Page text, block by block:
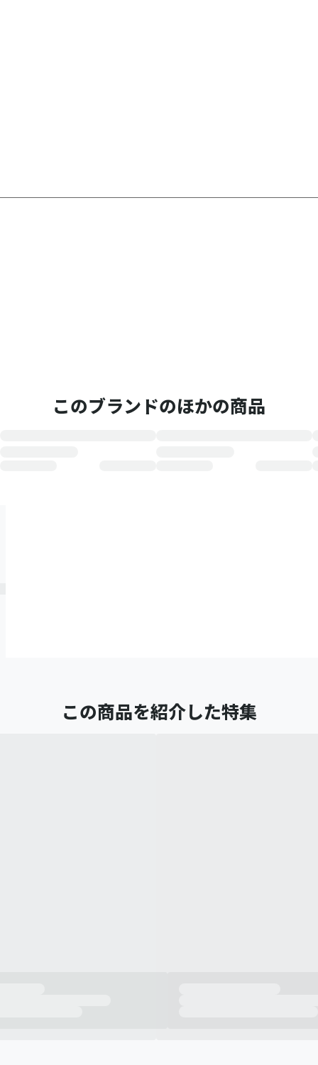
このブランドのほかの商品
この商品を紹介した特集